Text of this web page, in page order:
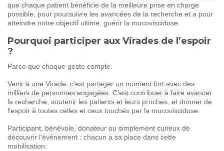
que chaque patient bénéficie de la meilleure prise en charge
possible, pour poursuivre les avancées de la recherche et a pour
atteindre notre objectif ultime, guérir la mucoviscidose.
Pourquoi participer aux Virades de l’espoir
?
Parce que chaque geste compte.
Venir à une Virade, c’est partager un moment fort avec des
milliers de personnes engagées. C’est contribuer à faire avancer
la recherche, soutenir les patients et leurs proches, et donner de
l’espoir à toutes celles et ceux touchés par la mucoviscidose.
Participant, bénévole, donateur ou simplement curieux de
découvrir l’événement : chacun a sa place dans cette
mobilisation.